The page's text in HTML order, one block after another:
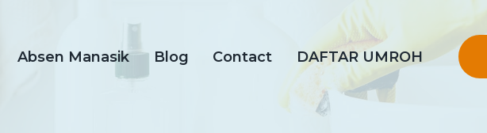
Absen Manasik Blog Contact DAFTAR UMROH